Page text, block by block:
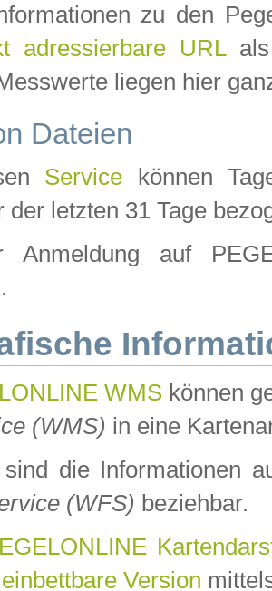
zu den
adressierbare URLals
liegen hier
Dateien
Service können
der letzten 31 Tage
Anmeldung auf
WMS können
(WMS) in eine
sind die Informationen
(WFS) beziehbar.
einbettbare Version